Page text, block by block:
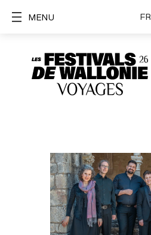
FR
MENU